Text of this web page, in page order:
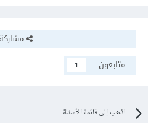
مشاركة
متابعون
1
اذهب إلى قائمة الأسئلة